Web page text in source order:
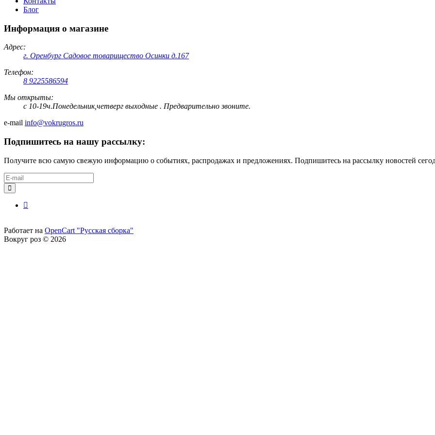
Блог
Информация о магазине
Адрес:
г. Оренбург Садовое товарищество Осинки д.167
Телефон:
8 9225586594
Мы открыты:
с 10-19ч.Понедельник,четверг выходные . Предварительно звоните.
e-mail info@vokrugros.ru
Подпишитесь на нашу рассылку:
Получите всю самую свежую информацию о событиях, распродажах и предложениях. Подпишитесь на рассылку новостей
Работает на OpenCart "Русская сборка"
Вокруг роз © 2026